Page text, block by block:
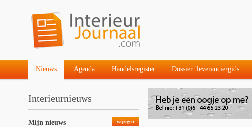
Nieuws Agenda Handelsregister Dossier: leveranciergids
Interieurnieuws
wijzigen
Mijn nieuws